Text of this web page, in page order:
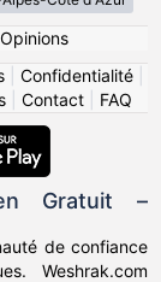
Opinions
Confidentialité
| Contact| FAQ
Gratuit –
de confiance
Weshrak.com